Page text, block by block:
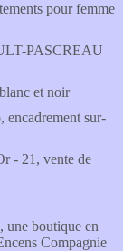
pour femme
PASCREAU
et noir
encadrement sur-
- 21, vente de
une boutique en
Compagnie